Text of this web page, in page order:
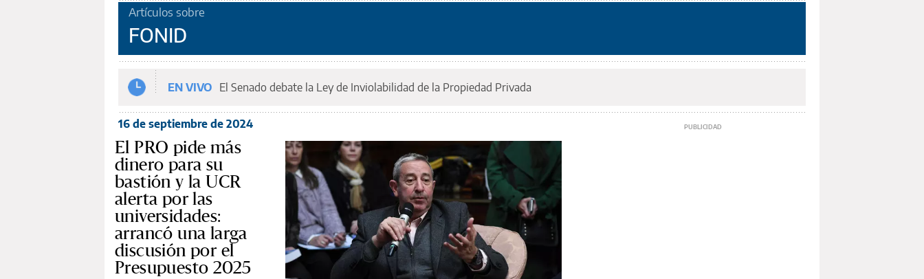
Artículos sobre
FONID
EN VIVO El Senado debate la Ley de Inviolabilidad de la Propiedad Privada
16 de septiembre de 2024
El PRO pide más
dinero para su
bastión y la UCR
alerta por las
universidades:
arrancó una larga
discusión por el
Presupuesto 2025